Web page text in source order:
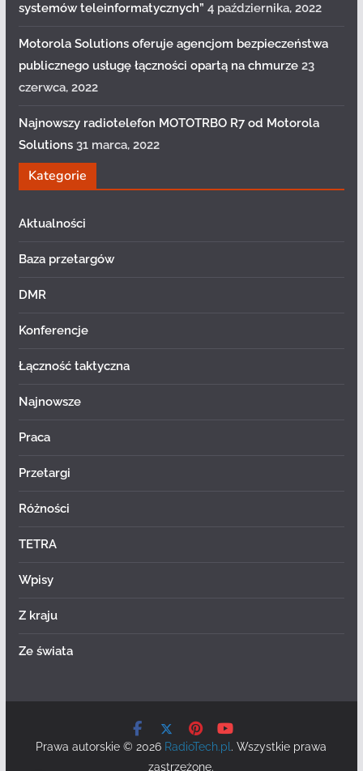
systemów teleinformatycznych” 4 października, 2022
Motorola Solutions oferuje agencjom bezpieczeństwa
publicznego usługę łączności opartą na chmurze 23
czerwca, 2022
Najnowszy radiotelefon MOTOTRBO R7 od Motorola
Solutions 31 marca, 2022
Kategorie
Aktualności
Baza przetargów
DMR
Konferencje
Łączność taktyczna
Najnowsze
Praca
Przetargi
Różności
TETRA
Wpisy
Z kraju
Ze świata
Prawa autorskie © 2026 RadioTech.pl . Wszystkie prawa
zastrzeżone.